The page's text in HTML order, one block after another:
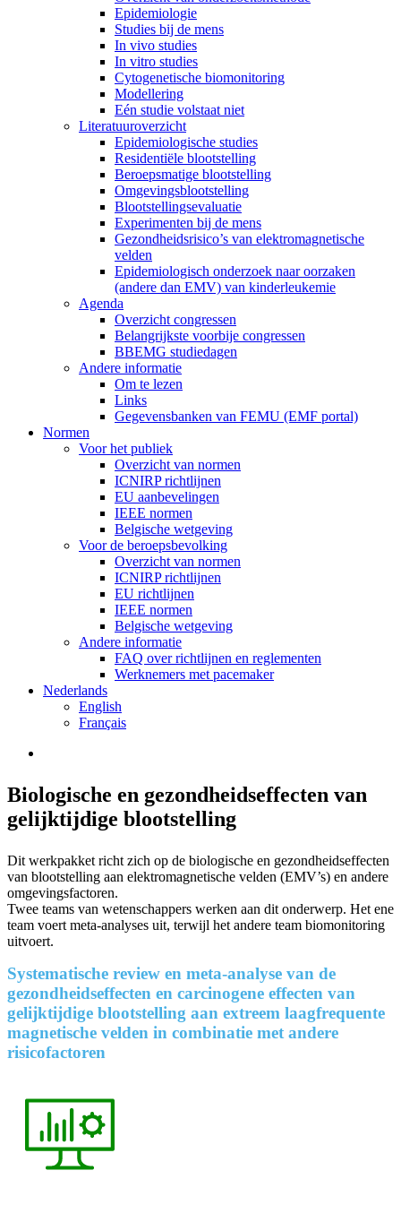
Epidemiologie
Studies bij de mens
In vivo studies
In vitro studies
Cytogenetische biomonitoring
Modellering
Eén studie volstaat niet
Literatuuroverzicht
Epidemiologische studies
Residentiële blootstelling
Beroepsmatige blootstelling
Omgevingsblootstelling
Blootstellingsevaluatie
Experimenten bij de mens
Gezondheidsrisico’s van elektromagnetische
velden
Epidemiologisch onderzoek naar oorzaken
(andere dan EMV) van kinderleukemie
Agenda
Overzicht congressen
Belangrijkste voorbije congressen
BBEMG studiedagen
Andere informatie
Om te lezen
Links
Gegevensbanken van FEMU (EMF portal)
Normen
Voor het publiek
Overzicht van normen
ICNIRP richtlijnen
EU aanbevelingen
IEEE normen
Belgische wetgeving
Voor de beroepsbevolking
Overzicht van normen
ICNIRP richtlijnen
EU richtlijnen
IEEE normen
Belgische wetgeving
Andere informatie
FAQ over richtlijnen en reglementen
Werknemers met pacemaker
Nederlands
English
Français
Biologische en gezondheidseffecten van
gelijktijdige blootstelling
Dit werkpakket richt zich op de biologische en gezondheidseffecten
van blootstelling aan elektromagnetische velden (EMV’s) en andere
omgevingsfactoren.
Twee teams van wetenschappers werken aan dit onderwerp. Het ene
team voert meta-analyses uit, terwijl het andere team biomonitoring
uitvoert.
Systematische review en meta-analyse van de
gezondheidseffecten en carcinogene effecten van
gelijktijdige blootstelling aan extreem laagfrequente
magnetische velden in combinatie met andere
risicofactoren